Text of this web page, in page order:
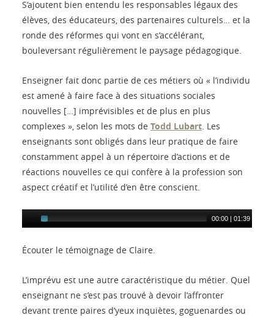
S’ajoutent bien entendu les responsables légaux des
élèves, des éducateurs, des partenaires culturels… et la
ronde des réformes qui vont en s’accélérant,
bouleversant régulièrement le paysage pédagogique.
Enseigner fait donc partie de ces métiers où « l’individu
est amené à faire face à des situations sociales
nouvelles […] imprévisibles et de plus en plus
complexes », selon les mots de Todd Lubart. Les
enseignants sont obligés dans leur pratique de faire
constamment appel à un répertoire d’actions et de
réactions nouvelles ce qui confère à la profession son
aspect créatif et l’utilité d’en être conscient.
00:00 01:39
Écouter le témoignage de Claire.
L’imprévu est une autre caractéristique du métier. Quel
enseignant ne s’est pas trouvé à devoir l’affronter
devant trente paires d’yeux inquiètes, goguenardes ou